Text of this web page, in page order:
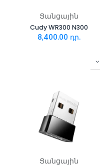
Ցանցային
Cudy WR300 N300
8,400.00 դր.
Ցանցային